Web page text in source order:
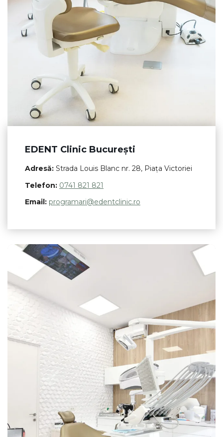
EDENT Clinic București
Adresă: Strada Louis Blanc nr. 28, Piața Victoriei
Telefon: 0741 821 821
Email: programari@edentclinic.ro